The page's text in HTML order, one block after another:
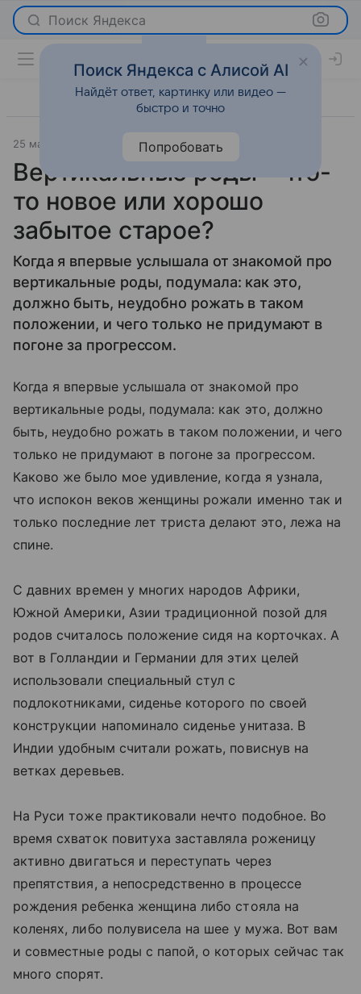
Поиск Яндекса
25 марта 2008 Новости
Вертикальные роды - что-
то новое или хорошо
забытое старое?
Когда я впервые услышала от знакомой про
вертикальные роды, подумала: как это,
должно быть, неудобно рожать в таком
положении, и чего только не придумают в
погоне за прогрессом.
Когда я впервые услышала от знакомой про
вертикальные роды, подумала: как это, должно
быть, неудобно рожать в таком положении, и чего
только не придумают в погоне за прогрессом.
Каково же было мое удивление, когда я узнала,
что испокон веков женщины рожали именно так и
только последние лет триста делают это, лежа на
спине.
С давних времен у многих народов Африки,
Южной Америки, Азии традиционной позой для
родов считалось положение сидя на корточках. А
вот в Голландии и Германии для этих целей
использовали специальный стул с
подлокотниками, сиденье которого по своей
конструкции напоминало сиденье унитаза. В
Индии удобным считали рожать, повиснув на
ветках деревьев.
На Руси тоже практиковали нечто подобное. Во
время схваток повитуха заставляла роженицу
активно двигаться и переступать через
препятствия, а непосредственно в процессе
рождения ребенка женщина либо стояла на
коленях, либо полувисела на шее у мужа. Вот вам
и совместные роды с папой, о которых сейчас так
много спорят.
Поиск Яндекса с Алисой AI
Найдёт ответ, картинку или видео —
быстро и точно
Попробовать